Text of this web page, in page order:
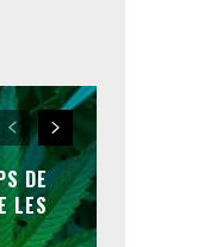
DE
LES